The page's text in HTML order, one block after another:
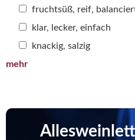
fruchtsüß, reif,
klar, lecker, einfach
knackig, salzig
mehr